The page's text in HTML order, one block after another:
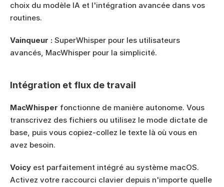
choix du modèle IA et l'intégration avancée dans vos
routines.
Vainqueur : SuperWhisper pour les utilisateurs
avancés, MacWhisper pour la simplicité.
Intégration et flux de travail
MacWhisper fonctionne de manière autonome. Vous
transcrivez des fichiers ou utilisez le mode dictate de
base, puis vous copiez-collez le texte là où vous en
avez besoin.
Voicy est parfaitement intégré au système macOS.
Activez votre raccourci clavier depuis n'importe quelle